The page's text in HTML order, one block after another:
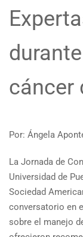
cáncer
Por: Ángela
La Jornada de
Universidad de
Sociedad
conversatorio en
sobre el manejo